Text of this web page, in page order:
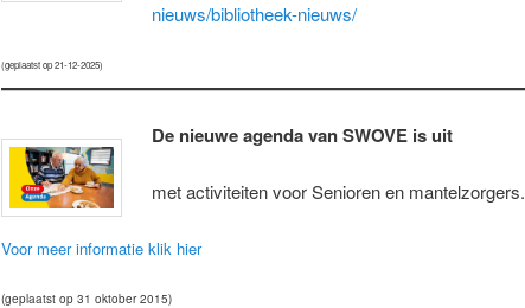
nieuws/bibliotheek-nieuws/
(geplaatst op 21-12-2025)
De nieuwe agenda van SWOVE is uit
met activiteiten voor Senioren en mantelzorgers.
Voor meer informatie klik hier
(geplaatst op 31 oktober 2015)